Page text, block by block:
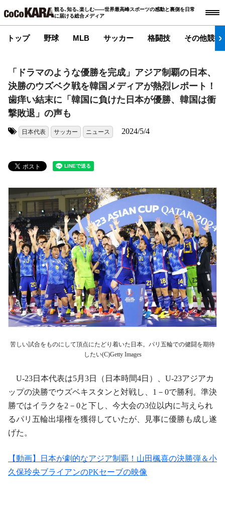
観る､知る､楽しむ――世界最高峰スポーツの感動と裏側を日常
に届ける総合メディア
トップ 野球 MLB サッカー 格闘技 その他競技
「ドラマのような優勝を完成」アジア制覇の日本、
決勝のウズベク戦を韓国メディアが熱烈レポート！
歯痒い結末に「韓国に負けた日本が優勝、韓国は衝
撃敗退」の声も
日本代表 サッカー ニュース 2024/5/4
苦しい試合をものにして頂点にたどり着いた日本。パリ五輪での健闘を期待
したい(C)Getty Images
U-23日本代表は5月3日（日本時間4日）、U-23アジアカ
ップの決勝でウズベキスタンと対戦し、1－0で勝利。準決
勝ではイラクを2－0と下し、今大会の3位以内に与えられ
るパリ五輪出場権を獲得していたが、見事に優勝も成し遂
げた。
【動画】日本が劇的なアジア制覇！山田楓喜の決勝弾＆小
久保玲央ブライアンのPKセーブの映像